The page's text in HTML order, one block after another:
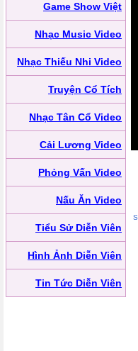
Game Show Việt
Nhạc Music Video
Nhạc Thiếu Nhi Video
Truyện Cổ Tích
Nhạc Tân Cổ Video
Cải Lương Video
Phỏng Vấn Video
Nấu Ăn Video
Tiểu Sử Diễn Viên
Hình Ảnh Diễn Viên
Tin Tức Diễn Viên